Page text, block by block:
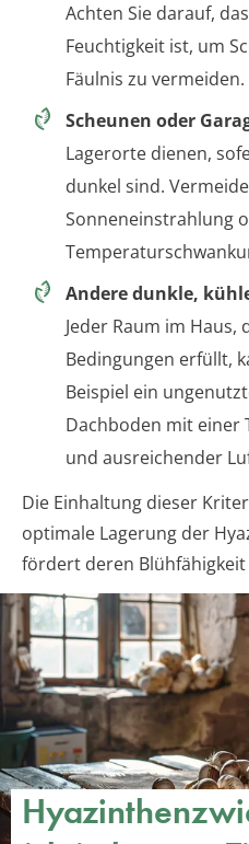
Achten Sie darauf,
Feuchtigkeit ist, um
Fäulnis zu vermeiden.
Scheunen oder
Lagerorte dienen,
dunkel sind.
Sonneneinstrahlung
Andere dunkle,
Jeder Raum im Haus,
Bedingungen erfüllt,
Beispiel ein
Dachboden mit einer
und ausreichender
Die Einhaltung dieser
optimale Lagerung der
fördert deren